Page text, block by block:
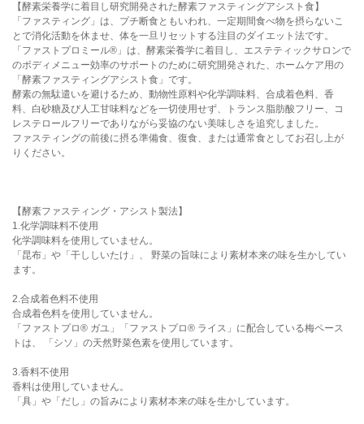
【酵素栄養学に着目し研究開発された酵素ファスティングアシスト食】
「ファスティング」は、プチ断食ともいわれ、一定期間食べ物を摂らないこ
とで消化活動を休ませ、体を一旦リセットする注目のダイエット法です。
「ファストプロミール®」は、酵素栄養学に着目し、エステティックサロンで
のボディメニュー効率のサポートのために研究開発された、ホームケア用の
「酵素ファスティングアシスト食」です。
酵素の無駄遣いを避けるため、動物性原料や化学調味料、合成着色料、香
料、白砂糖及び人工甘味料などを一切使用せず、トランス脂肪酸フリー、コ
レステロールフリーでありながら妥協のない美味しさを追究しました。
ファスティングの前後に摂る準備食、復食、または通常食としてお召し上が
りください。
【酵素ファスティング・アシスト製法】
1.化学調味料不使用
化学調味料を使用していません。
「昆布」や「干ししいたけ」、 野菜の旨味により素材本来の味を生かしてい
ます。
2.合成着色料不使用
合成着色料を使用していません。
「ファストプロ® ガユ」「ファストプロ® ライス」に配合している梅ペース
トは、 「シソ」の天然野菜色素を使用しています。
3.香料不使用
香料は使用していません。
「具」や「だし」の旨みにより素材本来の味を生かしています。